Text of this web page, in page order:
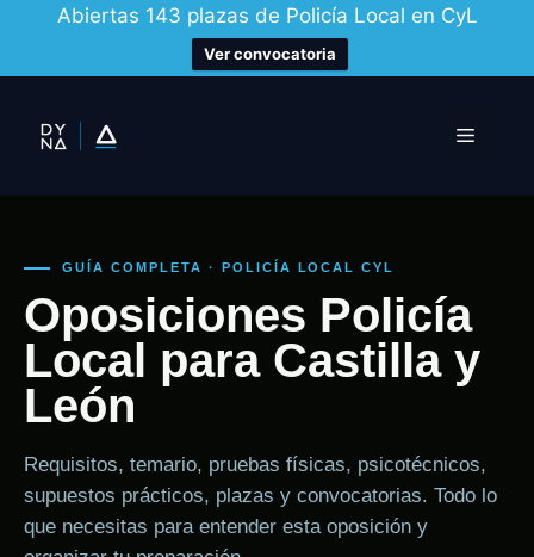
Abiertas 143 plazas de Policía Local en CyL
Ver convocatoria
contenido
Menú
GUÍA COMPLETA · POLICÍA LOCAL CYL
Oposiciones Policía
Local para Castilla y
León
Requisitos, temario, pruebas físicas, psicotécnicos,
supuestos prácticos, plazas y convocatorias. Todo lo
que necesitas para entender esta oposición y